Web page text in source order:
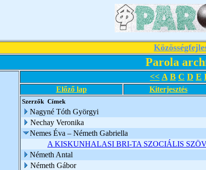
Parola
<< A B C D E
Előző lap Kiterjesztés
Szerzők Címek
Nagyné Tóth Györgyi
Nechay Veronika
Nemes Éva – Németh Gabriella
A KISKUNHALASI BRI-TA SZOCIÁLIS
Németh Antal
Németh Gábor